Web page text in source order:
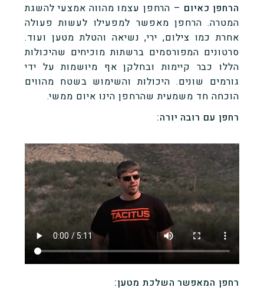
הרחפן כאיום – הרחפן עצמו מהווה אמצעי להשגת
המטרה. הרחפן מאפשר למפעילו לעשות פעולה
אחרת כמו צילום, ירי, נשיאה והטלת מטען ועוד.
סרטונים המפורסמים ברשתות מוכיחים שהיכולות
הללו כבר קיימות ובחלקן אף מיושמות על ידי
גורמים שונים. היכולות והשימוש בשטח מהווים
הוכחה חד משמעית שהרחפן הינו איום ממשי.
רחפן עם רובה יורה:
רחפן המאפשר השלכת מטען: